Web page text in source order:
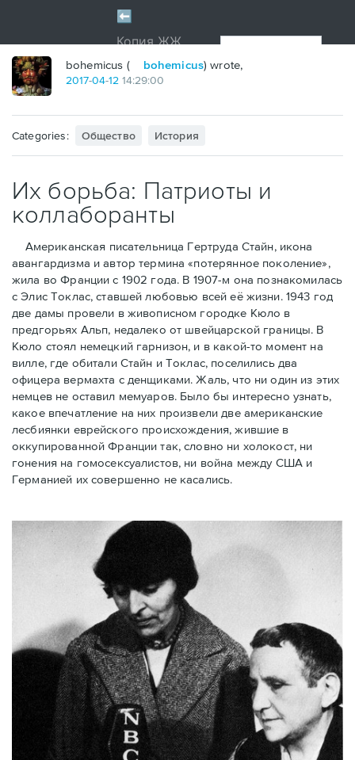
bohemicus ( bohemicus) wrote,
2017-04-12 14:29:00
Categories: Общество История
Их борьба: Патриоты и
коллаборанты
Американская писательница Гертруда Стайн, икона
авангардизма и автор термина «потерянное поколение»,
жила во Франции с 1902 года. В 1907-м она познакомилась
с Элис Токлас, ставшей любовью всей её жизни. 1943 год
две дамы провели в живописном городке Кюло в
предгорьях Альп, недалеко от швейцарской границы. В
Кюло стоял немецкий гарнизон, и в какой-то момент на
вилле, где обитали Стайн и Токлас, поселились два
офицера вермахта с денщиками. Жаль, что ни один из этих
немцев не оставил мемуаров. Было бы интересно узнать,
какое впечатление на них произвели две американские
лесбиянки еврейского происхождения, жившие в
оккупированной Франции так, словно ни холокост, ни
гонения на гомосексуалистов, ни война между США и
Германией их совершенно не касались.